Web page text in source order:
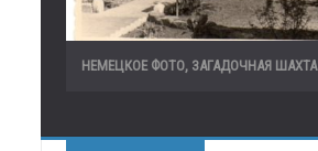
НЕМЕЦКОЕ ФОТО, ЗАГАДОЧНАЯ ШАХТА